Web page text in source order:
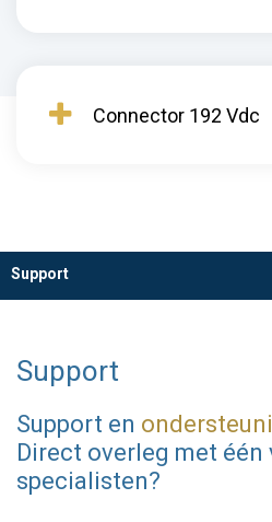
Connector 192 Vdc
Support
Support
Support en
Direct overleg met één
specialisten?